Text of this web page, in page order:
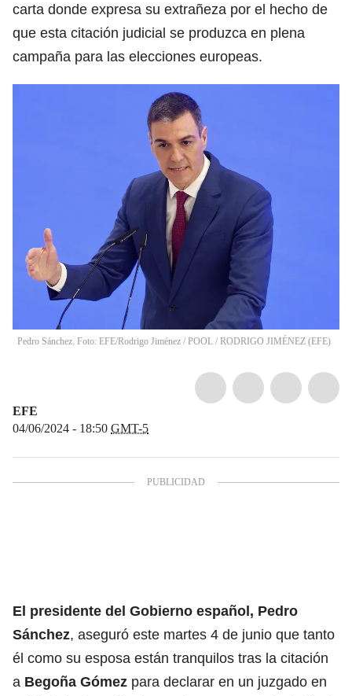
carta donde expresa su extrañeza por el hecho de
que esta citación judicial se produzca en plena
campaña para las elecciones europeas.
Pedro Sánchez. Foto: EFE/Rodrigo Jiménez / POOL / RODRIGO JIMÉNEZ (EFE)
EFE
04/06/2024 - 18:50 GMT-5
El presidente del Gobierno español, Pedro
Sánchez, aseguró este martes 4 de junio que tanto
él como su esposa están tranquilos tras la citación
a Begoña Gómez para declarar en un juzgado en